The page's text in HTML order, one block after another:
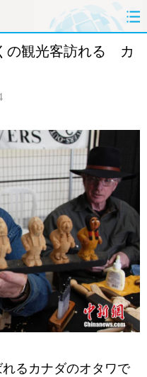
経済
の観光客訪れる カ
れるカナダのオタワで